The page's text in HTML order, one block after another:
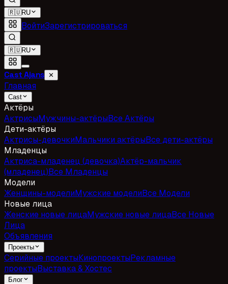
🇷🇺RU
ВойтиЗарегистрироваться
🇷🇺RU
Cast Ajans ✕
Главная
Cast
Актёры
АктрисыМужчины-актёрыВсе Актёры
Дети-актёры
Актрисы-девочкиМальчики актёрыВсе дети-актёры
Младенцы
Актриса-младенец (девочка)Актёр-мальчик
(младенец)Все Младенцы
Модели
Женщины-моделиМужские моделиВсе Модели
Новые лица
Женские новые лицаМужские новые лицаВсе Новые
Лица
Объявления
Проекты
Серийные проектыКинопроектыРекламные
проектыВыставка & Хостес
Блог